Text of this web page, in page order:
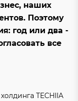
наших
Поэтому
год или два -
все
TECHIIA